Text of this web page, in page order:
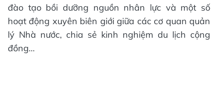
đào tạo bồi dưỡng nguồn nhân lực và một số
hoạt động xuyên biên giới giữa các cơ quan quản
lý Nhà nước, chia sẻ kinh nghiệm du lịch cộng
đồng…